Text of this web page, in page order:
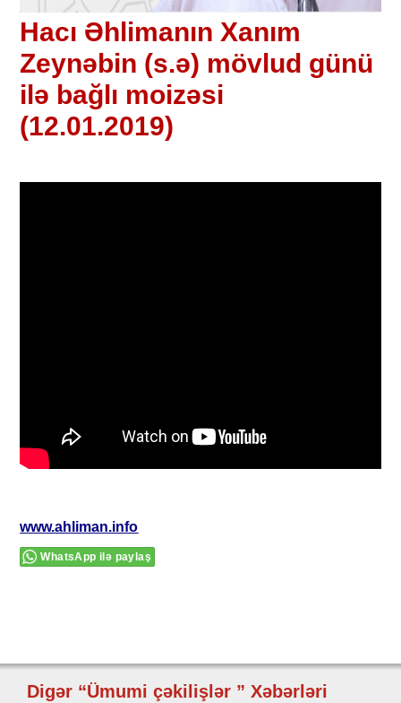
Hacı Əhlimanın Xanım
Zeynəbin (s.ə) mövlud günü
ilə bağlı moizəsi
(12.01.2019)
www.ahliman.info
WhatsApp ilə paylaş
Digər “Ümumi çəkilişlər ” Xəbərləri